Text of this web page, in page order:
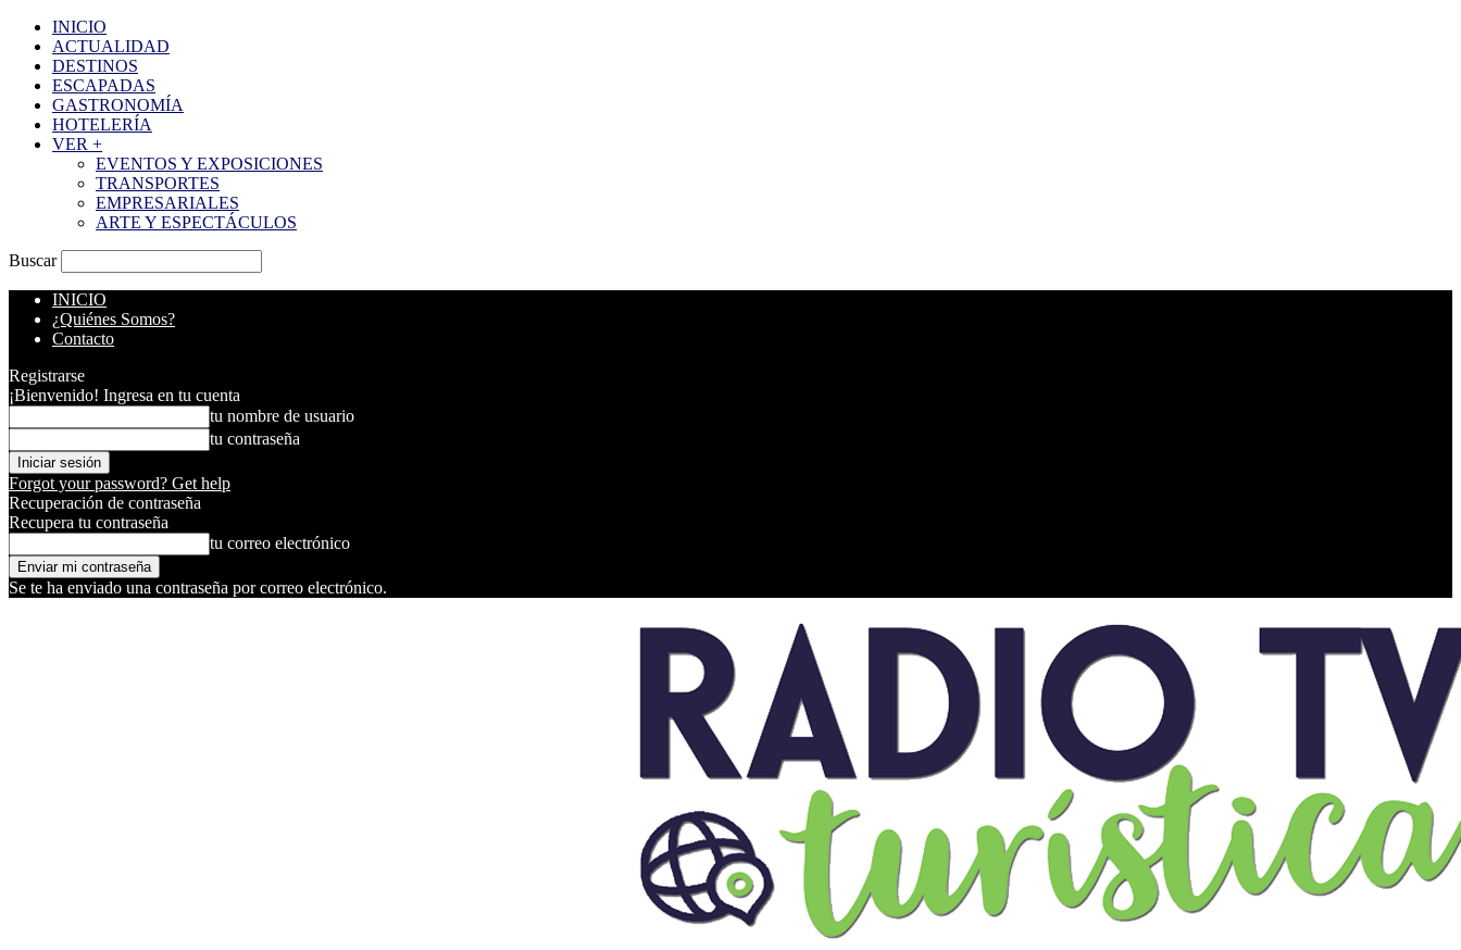
INICIO
ACTUALIDAD
DESTINOS
ESCAPADAS
GASTRONOMÍA
HOTELERÍA
VER +
EVENTOS Y EXPOSICIONES
TRANSPORTES
EMPRESARIALES
ARTE Y ESPECTÁCULOS
Buscar
INICIO
¿Quiénes Somos?
Contacto
Registrarse
¡Bienvenido! Ingresa en tu cuenta
tu nombre de usuario
tu contraseña
Forgot your password? Get help
Recuperación de contraseña
Recupera tu contraseña
tu correo electrónico
Se te ha enviado una contraseña por correo electrónico.